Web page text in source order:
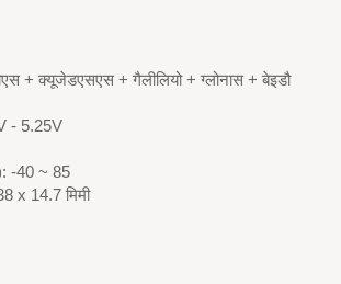
+ क्यूजेडएसएस + गैलीलियो + ग्लोनास + बेइडौ
- 5.25V
-40 ~ 85
x 14.7 मिमी